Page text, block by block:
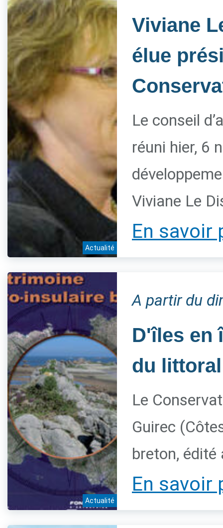
Actualité
Viviane
élue
Le conseil
réuni hier, 6
Viviane Le
En savoir
Actualité
A partir du
D'îles en
du
Le
Guirec
breton, édité
En savoir